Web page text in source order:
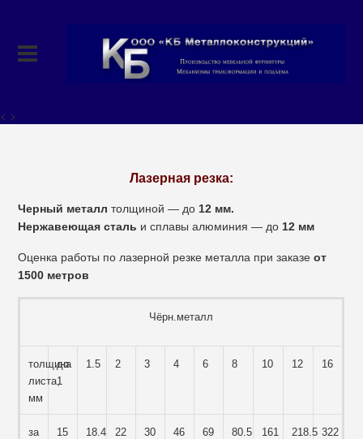
< >
Лазерная резка:
Черный металл толщиной — до 12 мм.
Нержавеющая сталь и сплавы алюминия — до 12 мм
Оценка работы по лазерной резке металла при заказеот
1500 метров
Чёрн.металл
толщина
листа,
мм
до
1
1.5 2 3 4 6 8 10 12 16
за
15 18.4 22 30 46 69 80.5 161 218.5 322